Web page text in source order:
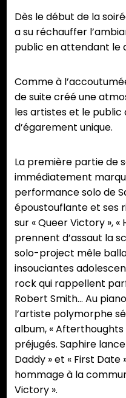
Dès le début de la
a su réchauffer
public en attendant le
Comme à
de suite créé une
les artistes et le
d’égarement unique.
La première partie de
immédiatement
performance solo de
époustouflante et ses
sur « Queer Victory », «
prennent d’assaut la
solo-project mêle
insouciantes
rock qui rappellent
Robert Smith… Au
l’artiste polymorphe
album, « Afterthoughts
préjugés. Saphire
Daddy » et « First
hommage à la
Victory ».